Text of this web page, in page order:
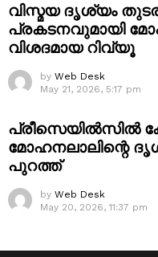
വിസ്മയ ദൃശ്യം
പ്രകടനവുമായി
വിശദമായ റിവ്യൂ
by Web Desk
May 21, 2026, 5:17 pm
പ്രീസെയിൽസിൽ
മോഹനലാലിന്റെ
പുറത്ത്
by Web Desk
May 20, 2026, 11:37 pm